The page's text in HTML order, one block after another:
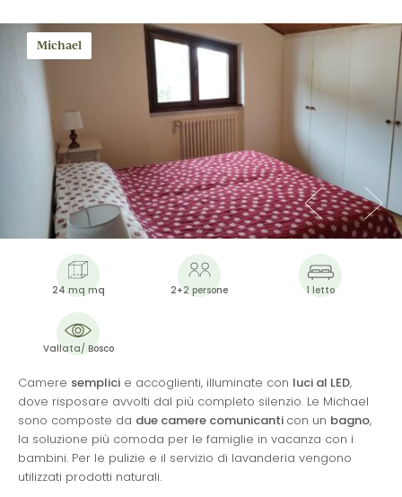
Michael
24 mq mq 2+2 persone 1 letto
Vallata/ Bosco
Camere semplici e accoglienti, illuminate con luci al LED,
dove risposare avvolti dal più completo silenzio. Le Michael
sono composte da due camere comunicanti con un bagno,
la soluzione più comoda per le famiglie in vacanza con i
bambini. Per le pulizie e il servizio di lavanderia vengono
utilizzati prodotti naturali.